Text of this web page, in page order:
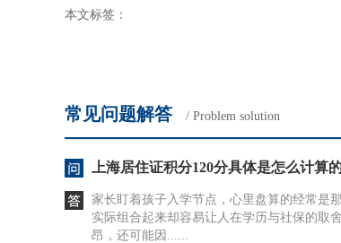
本文标签：
常见问题解答 / Problem solution
上海居住证积分120分具体是怎么计算
家长盯着孩子入学节点，心里盘算的经常是
实际组合起来却容易让人在学历与社保的取
昂，还可能因......